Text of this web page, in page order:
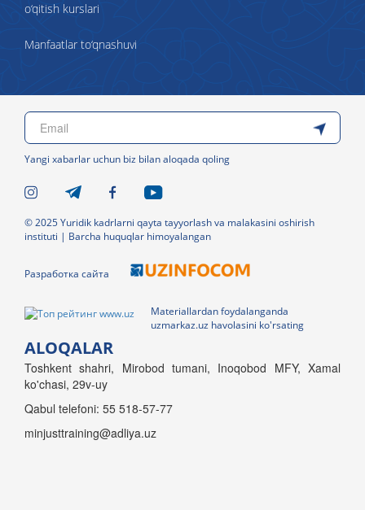
o‘qitish kurslari
Manfaatlar to‘qnashuvi
Yangi xabarlar uchun biz bilan aloqada qoling
© 2025 Yuridik kadrlarni qayta tayyorlash va malakasini oshirish
instituti | Barcha huquqlar himoyalangan
Разработка сайта
Materiallardan foydalanganda
uzmarkaz.uz havolasini ko'rsating
ALOQALAR
Toshkent shahri, Mirobod tumani, Inoqobod MFY, Xamal
ko'chasi, 29v-uy
Qabul telefoni: 55 518-57-77
minjusttraining@adliya.uz